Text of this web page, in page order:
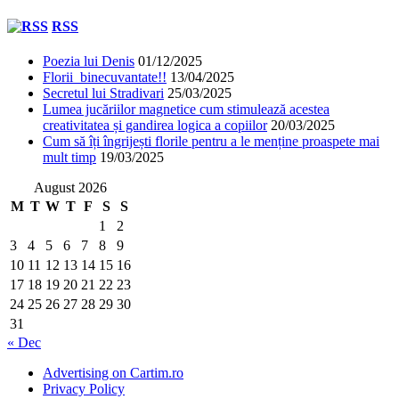
RSS
Poezia lui Denis 01/12/2025
Florii binecuvantate!! 13/04/2025
Secretul lui Stradivari 25/03/2025
Lumea jucăriilor magnetice cum stimulează acestea
creativitatea și gandirea logica a copiilor 20/03/2025
Cum să îți îngrijești florile pentru a le menține proaspete mai
mult timp 19/03/2025
August 2026
M T W T F S
S
1
2
3
4 5 6 7 8
9
10 11 12 13 14 15 16
17 18 19 20 21 22 23
24 25 26 27 28 29 30
31
« Dec
Advertising on Cartim.ro
Privacy Policy